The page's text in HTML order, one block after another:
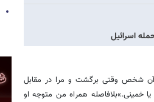
اسرائیل
آن شخص وقتی برگشت و مرا در مقابل
خمینی.»بلافاصله همراه من متوجه او